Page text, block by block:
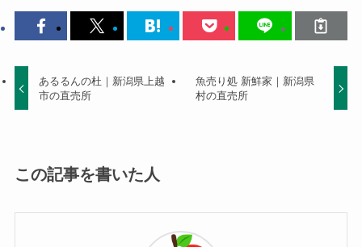
あるるんの杜｜新潟県上越
市の直売所
魚売り処 新鮮家｜新潟県
村の直売所
この記事を書いた人